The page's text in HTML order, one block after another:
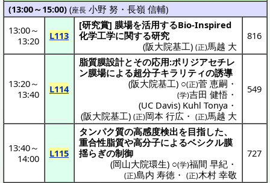
(13:00～15:00)(座長 小野 努 ・ 長嶺 信輔)
13:00～
13:20
L113
[研究賞] 膜場を活用するBio-Inspired
化学工学に関する研究
(阪大院基工)(正)馬越 大
816
13:20～
13:40
L114
脂質膜設計とその応用:ポリジアセチレ
ン膜場による超分子キラリティの誘導
(阪大院基工) ○(正)菅 恵嗣 ・
(学)吉田 健悟 ・
(UC Davis) Kuhl Tonya ・
(阪大院基工)(正)岡本 行広 ・(正)馬越 大
549
13:40～
14:00
L115
タンパク質の高感度検出を目指した、
重合性脂質や高分子によるベシクル膜
揺らぎの制御
(岡山大院環生) ○(学)福間 早紀 ・
(正)島内 寿徳 ・(正)木村 幸敬
727